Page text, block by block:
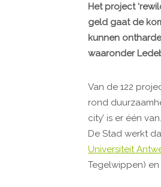
Het project
geld gaat de
kunnen
waaronder
Van de 122
rond
city’ is er één
De Stad werkt
Universiteit
Tegelwippen)